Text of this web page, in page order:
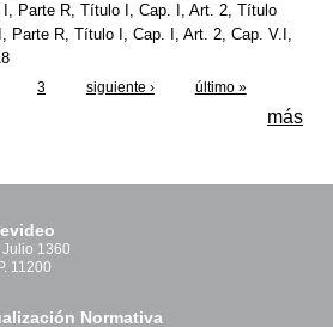
I, Parte R, Título I, Cap. I, Art. 2, Título
Parte R, Título I, Cap. I, Art. 2, Cap. V.I,
3 siguiente › último »
más
Julio 1360
11200
Normativa